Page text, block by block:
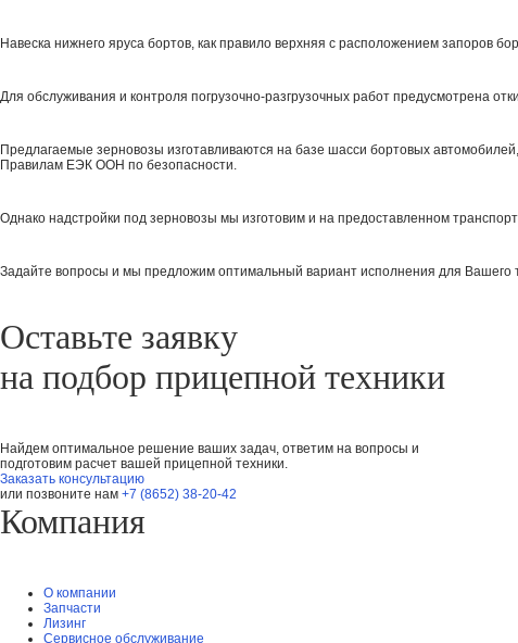
Навеска нижнего яруса бортов, как правило верхняя с расположением запоров
Для обслуживания и контроля погрузочно-разгрузочных работ предусмотрена
Предлагаемые зерновозы изготавливаются на базе шасси бортовых
Правилам ЕЭК ООН по безопасности.
Однако надстройки под зерновозы мы изготовим и на предоставленном
Задайте вопросы и мы предложим оптимальный вариант исполнения для Вашего
Оставьте заявку
на подбор прицепной техники
Найдем оптимальное решение ваших задач, ответим на вопросы и
подготовим расчет вашей прицепной техники.
Заказать консультацию
или позвоните нам +7 (8652) 38-20-42
Компания
О компании
Запчасти
Лизинг
Сервисное обслуживание